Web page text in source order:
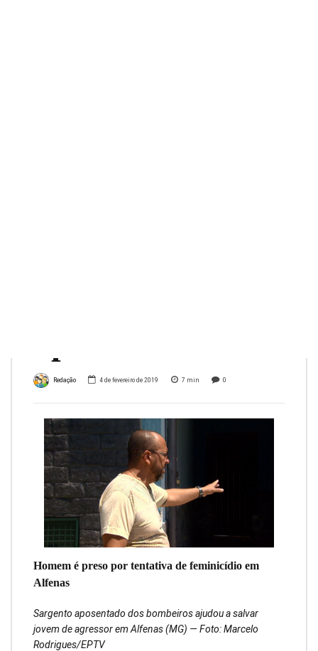
Redação 4 de fevereiro de 2019 7 min 0
Homem é preso por tentativa de feminicídio em
Alfenas
Sargento aposentado dos bombeiros ajudou a salvar
jovem de agressor em Alfenas (MG) — Foto: Marcelo
Rodrigues/EPTV